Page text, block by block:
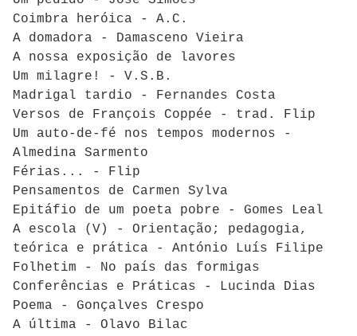
Coimbra heróica - A.C.
A domadora - Damasceno Vieira
A nossa exposição de lavores
Um milagre! - V.S.B.
Madrigal tardio - Fernandes Costa
Versos de François Coppée - trad. Flip
Um auto-de-fé nos tempos modernos -
Almedina Sarmento
Férias... - Flip
Pensamentos de Carmen Sylva
Epitáfio de um poeta pobre - Gomes Leal
A escola (V) - Orientação; pedagogia,
teórica e prática - António Luís Filipe
Folhetim - No país das formigas
Conferências e Práticas - Lucinda Dias
Poema - Gonçalves Crespo
A última - Olavo Bilac